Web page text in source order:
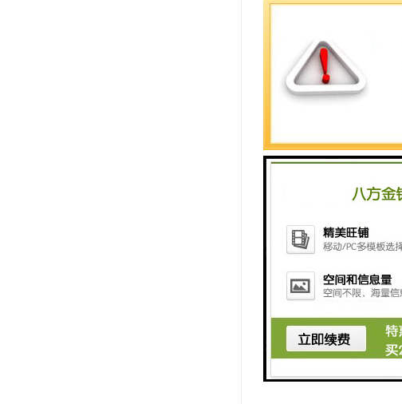
灵活配置：多种通
快速部署：配备了完
在智能科技、自动
SIEMENS西门子
系列中的重要组成
1. 灵活性和可扩展
2. 高速、高精度的模
3. 高可靠性和稳定性
4. 灵活可编程：S7-
工程师提供了更多编
5. 可靠的通讯接口：
购买SIEMENS西门